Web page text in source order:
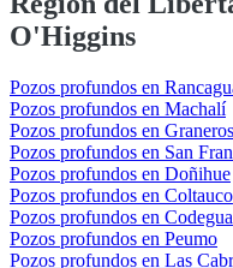
O'Higgins
Pozos profundos en
Pozos profundos en Machalí
Pozos profundos en Graneros
Pozos profundos en San
Pozos profundos en Doñihue
Pozos profundos en Coltauco
Pozos profundos en Codegua
Pozos profundos en Peumo
Pozos profundos en Las